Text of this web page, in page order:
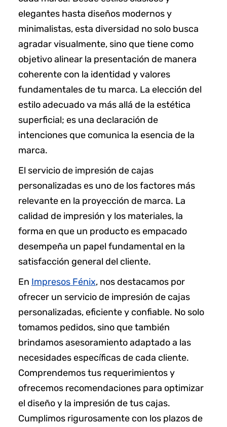
elegantes hasta diseños modernos y
minimalistas, esta diversidad no solo busca
agradar visualmente, sino que tiene como
objetivo alinear la presentación de manera
coherente con la identidad y valores
fundamentales de tu marca. La elección del
estilo adecuado va más allá de la estética
superficial; es una declaración de
intenciones que comunica la esencia de la
marca.
El servicio de impresión de cajas
personalizadas es uno de los factores más
relevante en la proyección de marca. La
calidad de impresión y los materiales, la
forma en que un producto es empacado
desempeña un papel fundamental en la
satisfacción general del cliente.
En Impresos Fénix, nos destacamos por
ofrecer un servicio de impresión de cajas
personalizadas, eficiente y confiable. No solo
tomamos pedidos, sino que también
brindamos asesoramiento adaptado a las
necesidades específicas de cada cliente.
Comprendemos tus requerimientos y
ofrecemos recomendaciones para optimizar
el diseño y la impresión de tus cajas.
Cumplimos rigurosamente con los plazos de